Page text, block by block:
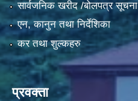
सार्वजनिक खरीद /बोलपत्र सूचना
एन, कानुन तथा निर्देशिका
कर तथा शुल्कहरु
प्रवक्ता